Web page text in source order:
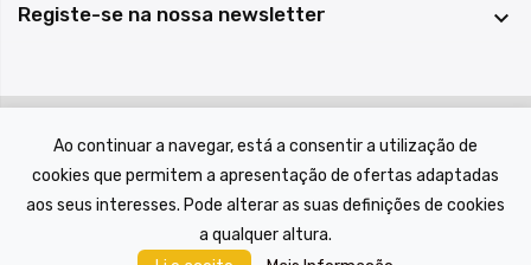
Ao continuar a navegar, está a consentir a utilização de
cookies que permitem a apresentação de ofertas adaptadas
aos seus interesses. Pode alterar as suas definições de cookies
a qualquer altura.
Registe-se na nossa newsletter 
© 2022 A Casa das Peças, todos os direitos reservados.